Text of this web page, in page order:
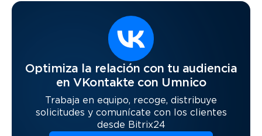
Optimiza la relación con tu audiencia
en VKontakte con Umnico
Trabaja en equipo, recoge, distribuye
solicitudes y comunícate con los clientes
desde Bitrix24